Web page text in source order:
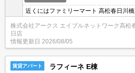
近くにはファミリーマート 高松春日川
とした買い物に便利です。セキュリテ
ートロックなどを備え付けているので安
はマンションタイプになります。駅ま
株式会社アークス エイブルネットワーク高松
日店
情報更新日 2026/08/05
賃貸アパート ラフィーネ E棟